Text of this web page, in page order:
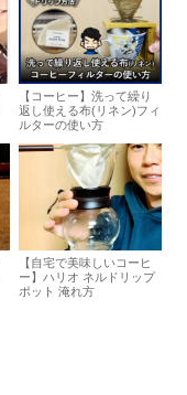
【コーヒー】洗って繰り
返し使える布(リネン)フィ
ルターの使い方
【自宅で美味しいコーヒ
ー】ハリオ ネルドリップ
ポット 淹れ方